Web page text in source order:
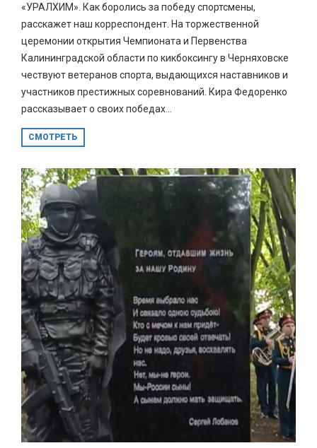
«УРАЛХИМ». Как боролись за победу спортсмены,
расскажет наш корреспондент. На торжественной
церемонии открытия Чемпионата и Первенства
Калининградской области по кикбоксингу в Черняховске
чествуют ветеранов спорта, выдающихся наставников и
участников престижных соревнований. Кира Федоренко
рассказывает о своих победах...
СМОТРЕТЬ